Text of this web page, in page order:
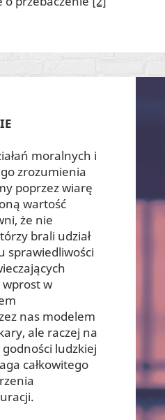
moralnych i
zrozumienia
poprzez wiarę
wartość
że nie
brali udział
sprawiedliwości
w
nas modelem
ale raczej na
ludzkiej
całkowitego